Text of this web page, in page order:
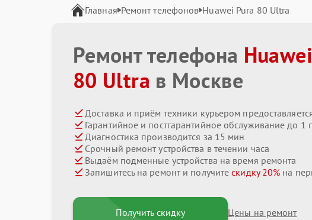
Главная Ремонт телефонов Huawei Pura 80 Ultra
Ремонт телефона
80 Ultra в Москве
Доставка и приём техники курьером
Гарантийное и постгарантийное обслуживание до 1
Диагностика производится за 15 мин
Срочный ремонт устройства в течении часа
Выдаём подменные устройства на время ремонта
Запишитесь на ремонт и получитескидку 20% на
Получить скидку Цены на ремонт